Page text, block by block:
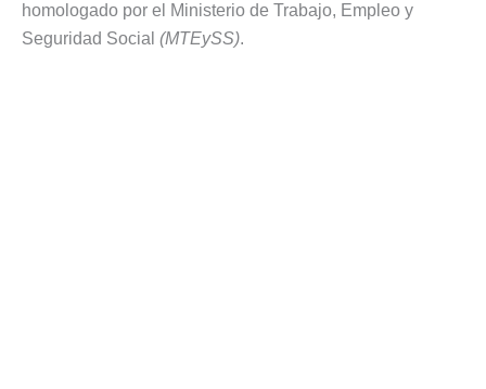
homologado por el Ministerio de Trabajo, Empleo y
Seguridad Social (MTEySS).